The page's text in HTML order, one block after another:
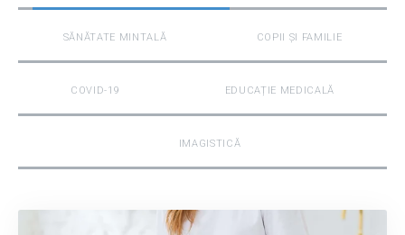
SĂNĂTATE MINTALĂ COPII ȘI FAMILIE
COVID-19 EDUCAȚIE MEDICALĂ
IMAGISTICĂ